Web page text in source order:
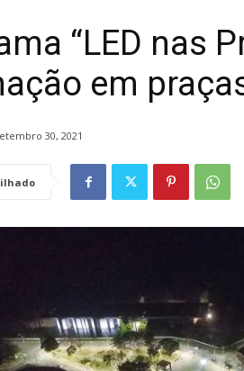
“LED nas
em
30, 2021